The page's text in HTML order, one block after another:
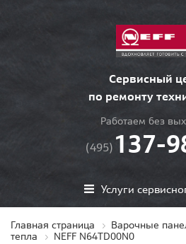
Сервисный
по ремонту
Работаем без
(495) 137-
Услуги
Главная страница Варочные
тепла
NEFF N64TD00N0